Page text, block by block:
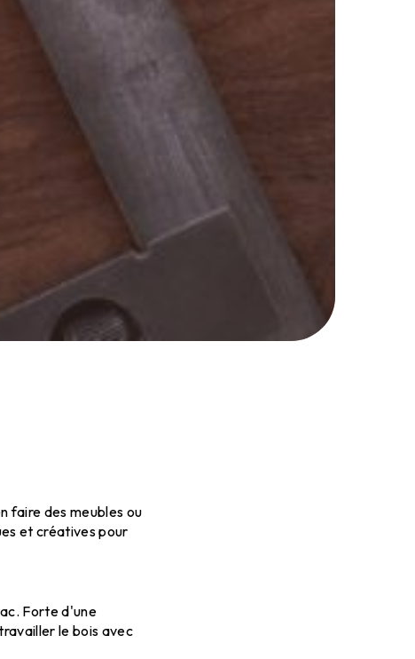
faire des meubles ou
et créatives pour
Forte d'une
le bois avec